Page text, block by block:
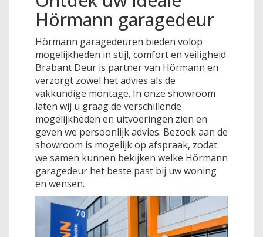
Hörmann garagedeur
Hörmann garagedeuren bieden volop
mogelijkheden in stijl, comfort en veiligheid.
Brabant Deur is partner van Hörmann en
verzorgt zowel het advies als de
vakkundige montage. In onze showroom
laten wij u graag de verschillende
mogelijkheden en uitvoeringen zien en
geven we persoonlijk advies. Bezoek aan de
showroom is mogelijk op afspraak, zodat
we samen kunnen bekijken welke Hörmann
garagedeur het beste past bij uw woning
en wensen.